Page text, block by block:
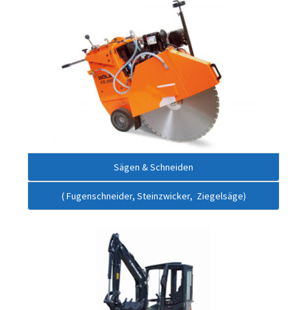
Sägen & Schneiden
( Fugenschneider, Steinzwicker, Ziegelsäge)